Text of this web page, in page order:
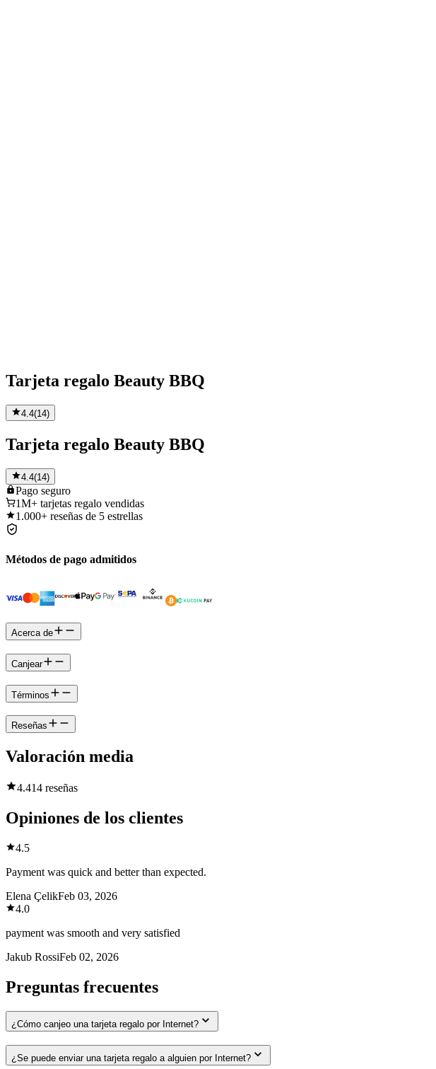
Tarjeta regalo Beauty BBQ
4.4(14)
Tarjeta regalo Beauty BBQ
4.4(14)
Pago seguro
1M+ tarjetas regalo vendidas
1.000+ reseñas de 5 estrellas
Métodos de pago admitidos
Acerca de
Canjear
Términos
Reseñas
Valoración media
4.414 reseñas
Opiniones de los clientes
4.5
Payment was quick and better than expected.
Elena ÇelikFeb 03, 2026
4.0
payment was smooth and very satisfied
Jakub RossiFeb 02, 2026
Preguntas frecuentes
¿Cómo canjeo una tarjeta regalo por Internet?
¿Se puede enviar una tarjeta regalo a alguien por Internet?